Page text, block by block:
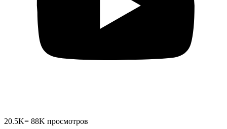
20.5K= 88K просмотров